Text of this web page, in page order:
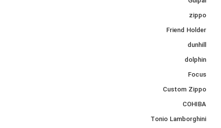
zippo
Friend Holder
dunhill
dolphin
Focus
Custom Zippo
COHIBA
Tonio Lamborghini